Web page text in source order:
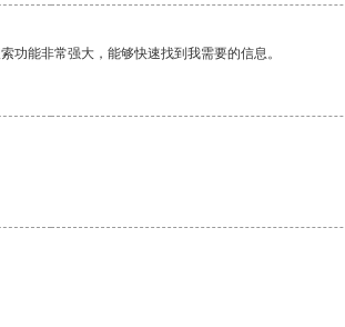
能非常强大，能够快速找到我需要的信息。